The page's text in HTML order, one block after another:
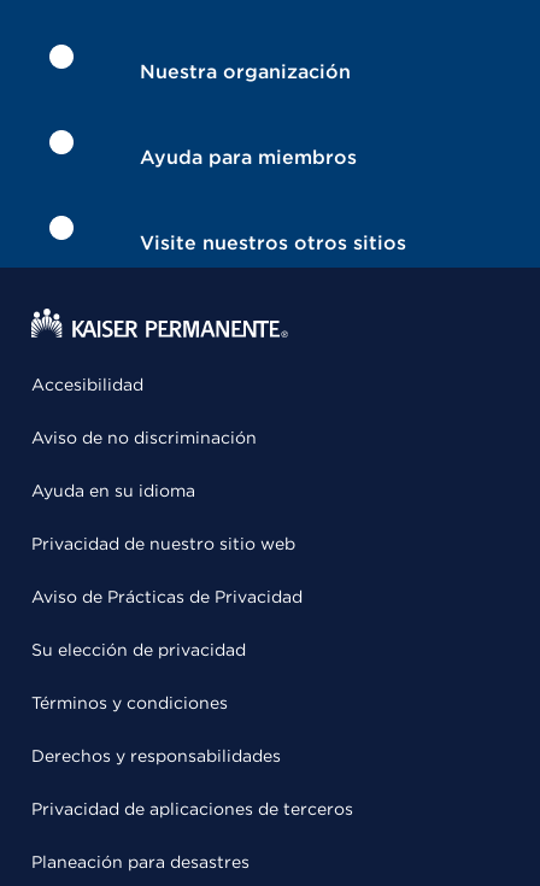
Nuestra organización
Ayuda para miembros
Visite nuestros otros sitios
Accesibilidad
Aviso de no discriminación
Ayuda en su idioma
Privacidad de nuestro sitio web
Aviso de Prácticas de Privacidad
Su elección de privacidad
Términos y condiciones
Derechos y responsabilidades
Privacidad de aplicaciones de terceros
Planeación para desastres